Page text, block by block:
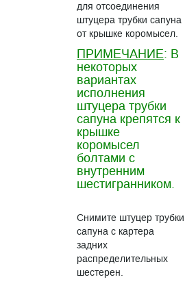
для отсоединения
штуцера трубки сапуна
от крышке коромысел.
ПРИМЕЧАНИЕ: В
некоторых
вариантах
исполнения
штуцера трубки
сапуна крепятся к
крышке
коромысел
болтами с
внутренним
шестигранником.
Снимите штуцер трубки
сапуна с картера
задних
распределительных
шестерен.